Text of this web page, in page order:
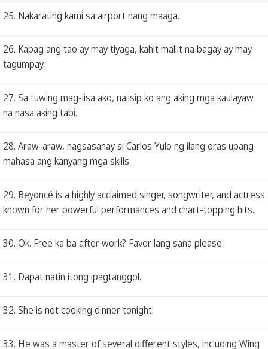
25. Nakarating kami sa airport nang maaga.
26. Kapag ang tao ay may tiyaga, kahit maliit na bagay ay may
tagumpay.
27. Sa tuwing mag-iisa ako, naiisip ko ang aking mga kaulayaw
na nasa aking tabi.
28. Araw-araw, nagsasanay si Carlos Yulo ng ilang oras upang
mahasa ang kanyang mga skills.
29. Beyoncé is a highly acclaimed singer, songwriter, and actress
known for her powerful performances and chart-topping hits.
30. Ok. Free ka ba after work? Favor lang sana please.
31. Dapat natin itong ipagtanggol.
32. She is not cooking dinner tonight.
33. He was a master of several different styles, including Wing